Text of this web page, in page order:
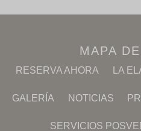
MAPA
RESERVA AHORA LA
GALERÍA NOTICIAS
SERVICIOS